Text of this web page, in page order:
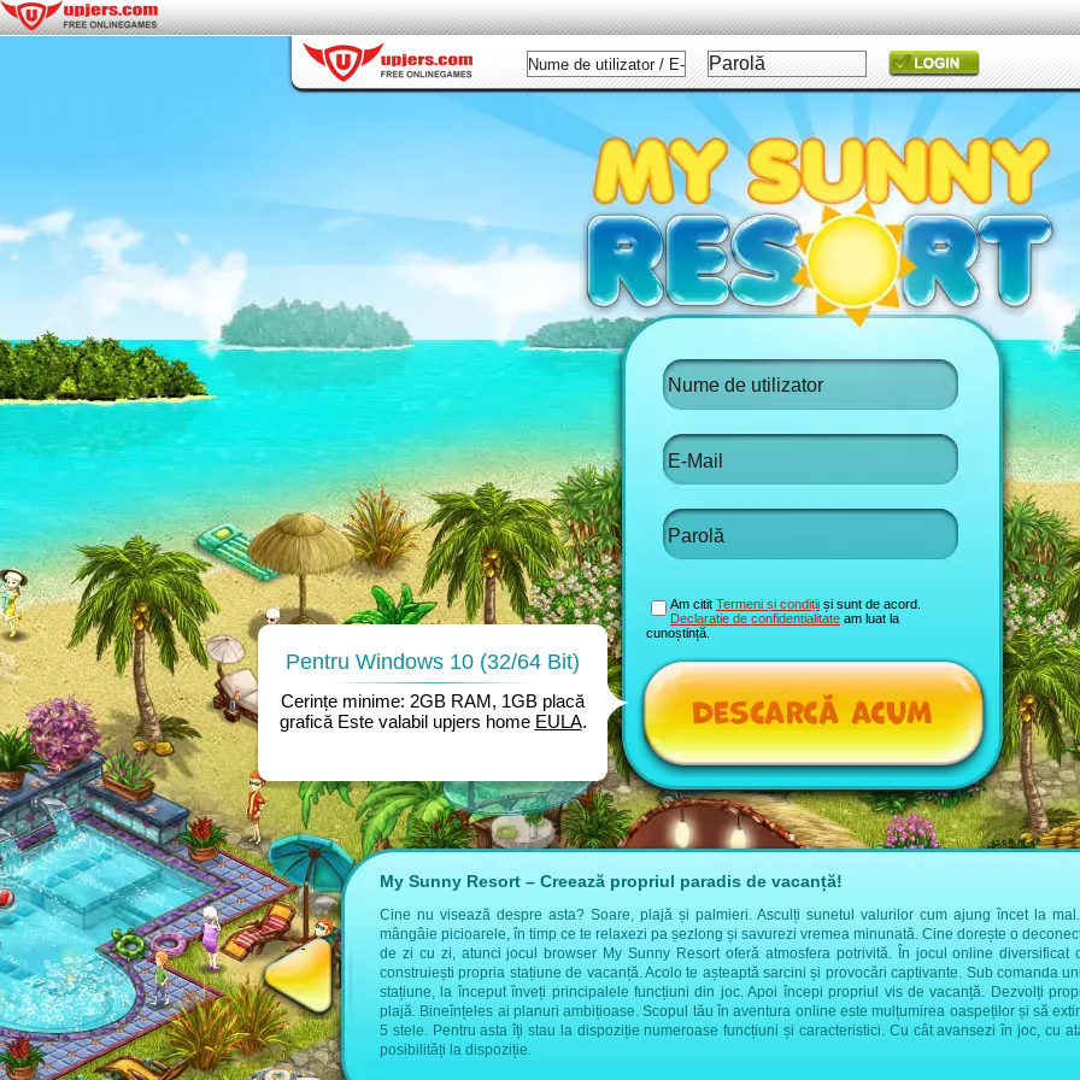
informații suplimentare:
de la upjers
My Sunny Resort – Creează propriul paradis de vacanță!
Cine nu visează despre asta? Soare, plajă și palmieri. Asculți sunetul valurilor cum ajung încet la
mângâie picioarele, în timp ce te relaxezi pa șezlong și savurezi vremea minunată. Cine dorește o
de zi cu zi, atunci jocul browser My Sunny Resort oferă atmosfera potrivită. În jocul online diversificat
construiești propria stațiune de vacanță. Acolo te așteaptă sarcini și provocări captivante. Sub comanda
stațiune, la început înveți principalele funcțiuni din joc. Apoi începi propriul vis de vacanță. Dezvolți
plajă. Bineînțeles ai planuri ambițioase. Scopul tău în aventura online este mulțumirea oaspeților și să
5 stele. Pentru asta îți stau la dispoziție numeroase funcțiuni și caracteristici. Cu cât avansezi în joc, cu
posibilități la dispoziție.
Am citit Termeni și condițiiși sunt de acord.
Declaratie de confidentialitateam luat la
cunoștință.
Pentru Windows 10 (32/64 Bit)
Cerințe minime: 2GB RAM, 1GB placă
grafică Este valabil upjers home EULA.